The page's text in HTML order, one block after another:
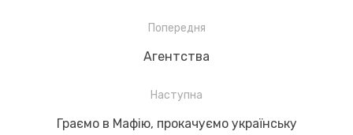
Попередня
Previous
Агентства
Наступна
Next
Граємо в Мафію, прокачуємо українську